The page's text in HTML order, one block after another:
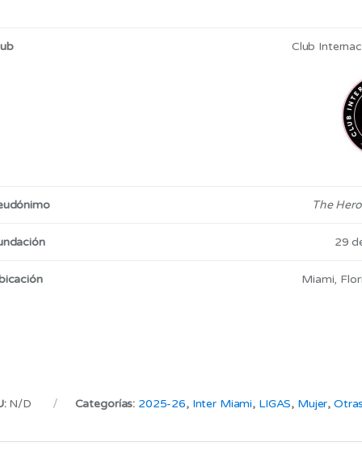
Club
The
29
Miami,
N/D Categorías: 2025-26, Inter Miami, LIGAS, Mujer,